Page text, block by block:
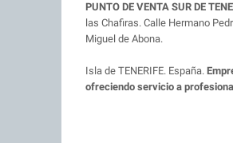
PUNTO DE VENTA SUR DE
las Chafiras. Calle Hermano
Miguel de Abona.
Isla de TENERIFE. España.
ofreciendo servicio a